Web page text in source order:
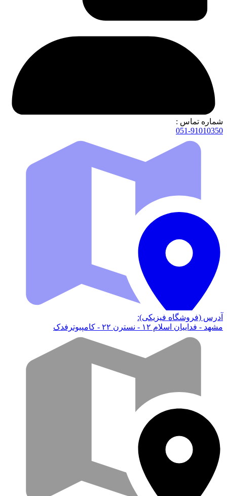
شماره تماس :
051-91010350
آدرس (فروشگاه فیزیکی):
مشهد - فداییان اسلام ۱۲ - نسترن ۲۲ - کامپیوترفدک